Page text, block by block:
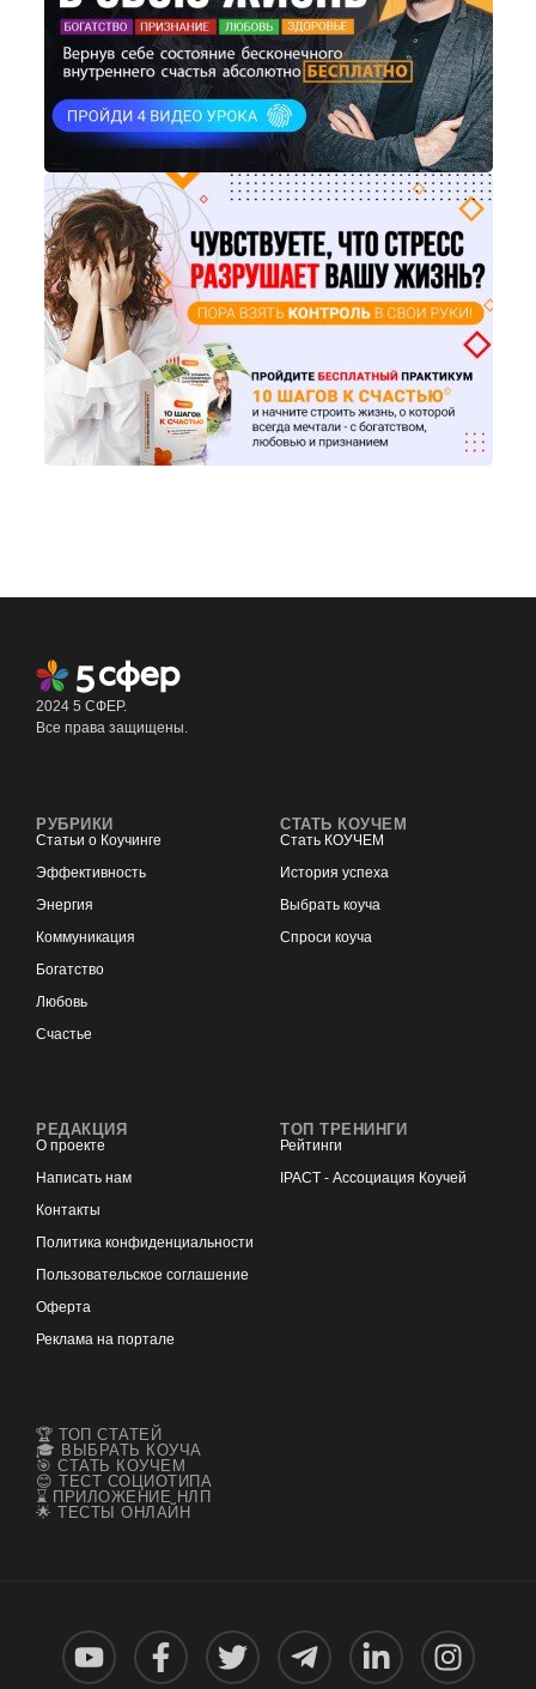
2024 5 СФЕР.
Все права защищены.
РУБРИКИ
Статьи о Коучинге
Эффективность
Энергия
Коммуникация
Богатство
Любовь
Счастье
СТАТЬ КОУЧЕМ
Стать КОУЧЕМ
История успеха
Выбрать коуча
Спроси коуча
РЕДАКЦИЯ
О проекте
Написать нам
Контакты
Политика конфиденциальности
Пользовательское соглашение
Оферта
Реклама на портале
ТОП ТРЕНИНГИ
Рейтинги
IPACT - Ассоциация Коучей
🏆 ТОП СТАТЕЙ
🎓 ВЫБРАТЬ КОУЧА
🎯 СТАТЬ КОУЧЕМ
😊 ТЕСТ СОЦИОТИПА
⌛ ПРИЛОЖЕНИЕ НЛП
🌟 ТЕСТЫ ОНЛАЙН